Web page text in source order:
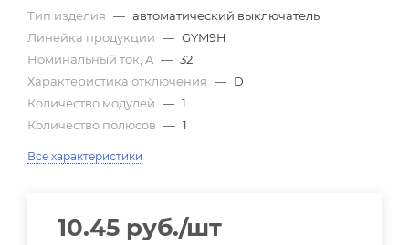
Тип изделия — автоматический выключатель
Линейка продукции — GYM9H
Номинальный ток, A — 32
Характеристика отключения — D
Количество модулей — 1
Количество полюсов — 1
Все характеристики
10.45 руб./шт